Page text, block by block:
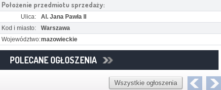
Położenie przedmiotu sprzedaży:
Ulica:
Al. Jana Pawła II
Kod i miasto:
Warszawa
Województwo:mazowieckie
POLECANE OGŁOSZENIA
Wszystkie ogłoszenia